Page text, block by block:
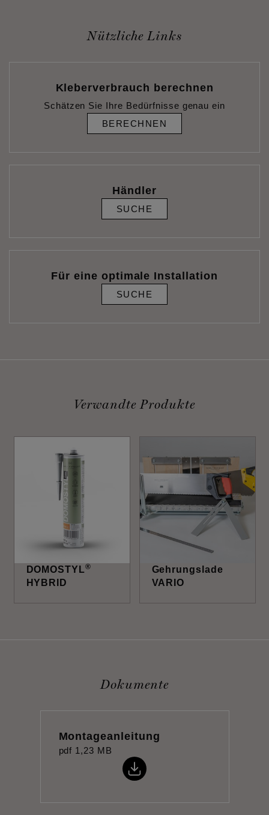
Nützliche Links
Kleberverbrauch berechnen
Schätzen Sie Ihre Bedürfnisse genau ein
BERECHNEN
Händler
SUCHE
Für eine optimale Installation
SUCHE
Verwandte Produkte
DOMOSTYL®
HYBRID
Gehrungslade
VARIO
Dokumente
Montageanleitung
pdf 1,23 MB